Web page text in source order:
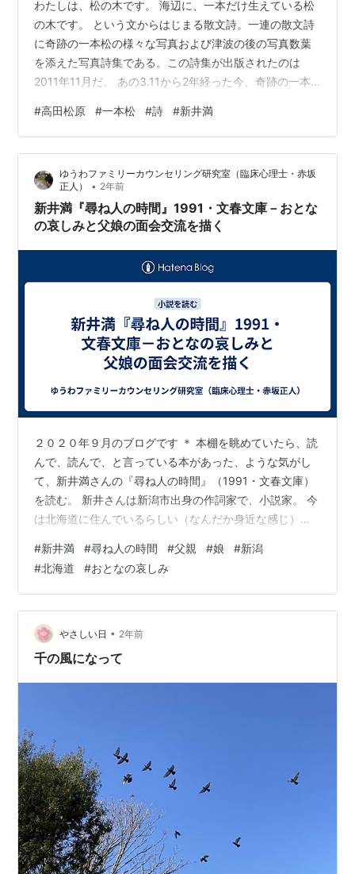
わたしは、松の木です。 海辺に、一本だけ生えている松
の木です。 という文からはじまる散文詩。一連の散文詩
に奇跡の一本松の様々な写真および津波の後の写真数葉
を添えた写真詩集である。この詩集が出版されたのは
2011年11月だ。 あの3.11から2年経った今、奇跡の一本
潮林として松が植えられ、高田松原として、2キロメート
ルにわたって約７万本のクロマツ・アカマツが連なって
いたそうだ。それが、2011.3.11の震災と津波で、たった
一本の松が奇跡的に残った。その奇跡の一本松そのもの
が結局生き延びることができなかった。そして、いまそ
の一本松はシンボルとし…
#高田松原 #一本松 #詩 #新井満
ゆうわファミリーカウンセリング研究室（臨床心理士・赤坂
正人）
• 2年前
新井満『尋ね人の時間』1991・文春文庫－おとな
の哀しみと父娘の面会交流を描く
２０２０年９月のブログです ＊ 本棚を眺めていたら、読
んで、読んで、と言っている本があった、ような気がし
て、新井満さんの『尋ね人の時間』（1991・文春文庫）
を読む。 新井さんは新潟市出身の作詞家で、小説家。 今
は北海道に住んでいるらしい（なんだか身近な感じ）。
く２０数年ぶりに読んだが、例によって、当然、あらす
じも忘れていて、新刊同様に読む。 これがなかなかい
い。 落ちついたおとなの小説という感じ。 びっくりした
のだが（一度読んでいて、びっくりした、もないが）、
離婚で別れた小学生の娘との面会交流の場面が出てく
る。 面会交流の場面が出てくる小…
#新井満 #尋ね人の時間 #父親 #娘 #新潟
#北海道 #おとなの哀しみ
やさしい日 • 2年前
千の風になって